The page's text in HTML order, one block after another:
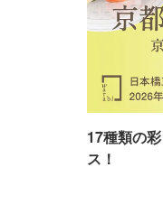
17種類の
ス！